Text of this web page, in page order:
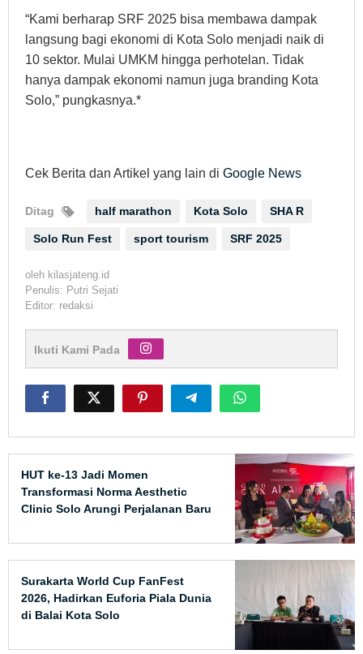
“Kami berharap SRF 2025 bisa membawa dampak
langsung bagi ekonomi di Kota Solo menjadi naik di
10 sektor. Mulai UMKM hingga perhotelan. Tidak
hanya dampak ekonomi namun juga branding Kota
Solo,” pungkasnya.*
Cek Berita dan Artikel yang lain di Google News
Ditag half marathon Kota Solo SHA R
Solo Run Fest sport tourism SRF 2025
oleh kilasjateng.id
Penulis: Putri Sejati
Editor: redaksi
Ikuti Kami Pada
HUT ke-13 Jadi Momen
Transformasi Norma Aesthetic
Clinic Solo Arungi Perjalanan Baru
Surakarta World Cup FanFest
2026, Hadirkan Euforia Piala Dunia
di Balai Kota Solo